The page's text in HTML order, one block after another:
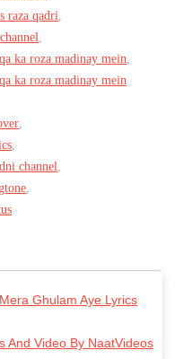
raza qadri,
,
ka roza madinay mein,
ka roza madinay mein
,
,
channel,
,
Ghulam Aye Lyrics
And Video By NaatVideos